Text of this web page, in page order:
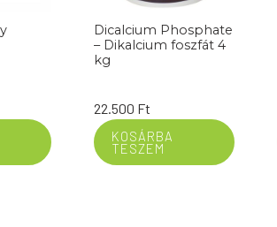
Dicalcium Phosphate
– Dikalcium foszfát 4
kg
22.500 Ft
KOSÁRBA
TESZEM